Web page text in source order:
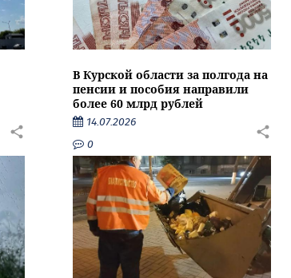
В Курской области за полгода на
пенсии и пособия направили
более 60 млрд рублей
14.07.2026
0